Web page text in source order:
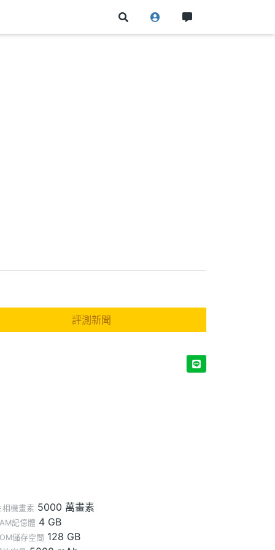
評測新聞
相機畫素 5000 萬畫素
記憶體 4 GB
儲存空間 128 GB